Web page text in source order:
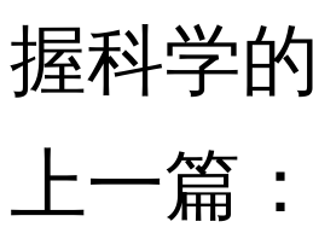
握科学
上一篇：